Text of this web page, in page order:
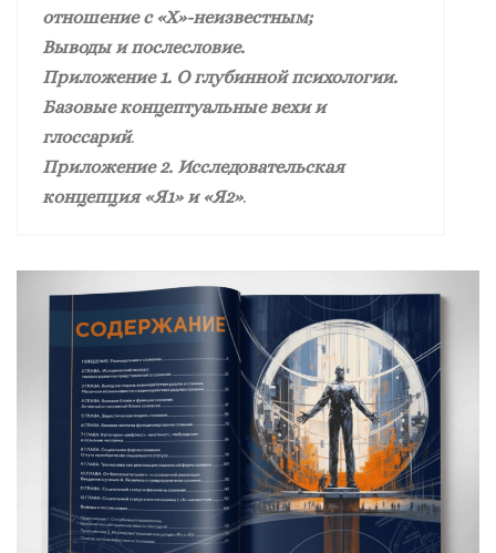
отношение с «Х»-неизвестным;
Выводы и послесловие.
Приложение 1. О глубинной психологии.
Базовые концептуальные вехи и
глоссарий.
Приложение 2. Исследовательская
концепция «Я1» и «Я2».